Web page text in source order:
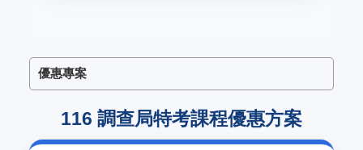
優惠專案
116 調查局特考課程優惠方案